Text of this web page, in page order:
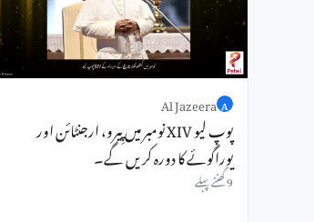
A
Al Jazeera
پوپ لیو XIV نومبر میں پِیرو، ارجنٹائن اور
یوراگوئے کا دورہ کریں گے۔
9 گھنٹے پہلے